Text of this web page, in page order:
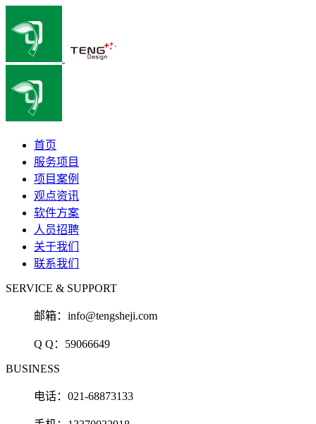
首页
服务项目
项目案例
观点资讯
软件方案
人员招聘
关于我们
联系我们
SERVICE & SUPPORT
邮箱： info@tengsheji.com
Q Q： 59066649
BUSINESS
电话：021-68873133